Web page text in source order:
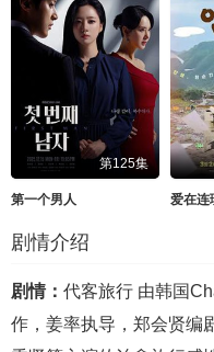
第125集
第一个男人 爱在连
剧情介绍
剧情： 代客旅行 由韩国
作，姜率执导，郑会贤编